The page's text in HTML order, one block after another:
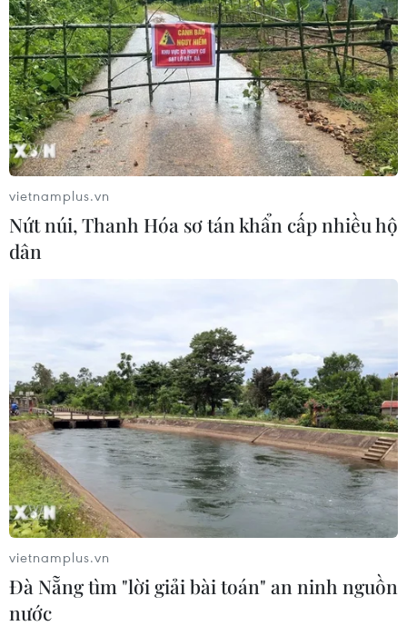
vietnamplus.vn
Nứt núi, Thanh Hóa sơ tán khẩn cấp nhiều hộ
dân
vietnamplus.vn
Đà Nẵng tìm "lời giải bài toán" an ninh nguồn
nước